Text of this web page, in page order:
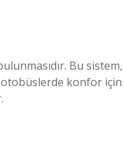
Bu sistem,
otobüslerde konfor için